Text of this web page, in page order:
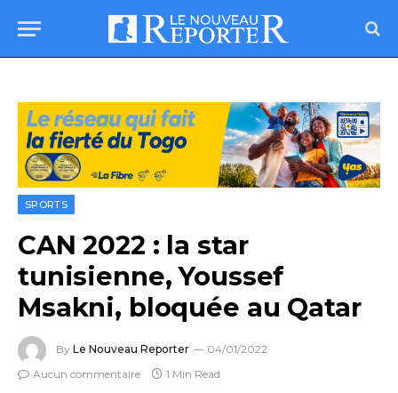
SPORTS
CAN 2022 : la star
tunisienne, Youssef
Msakni, bloquée au Qatar
By Le Nouveau Reporter
04/01/2022
Aucun commentaire
1 Min Read